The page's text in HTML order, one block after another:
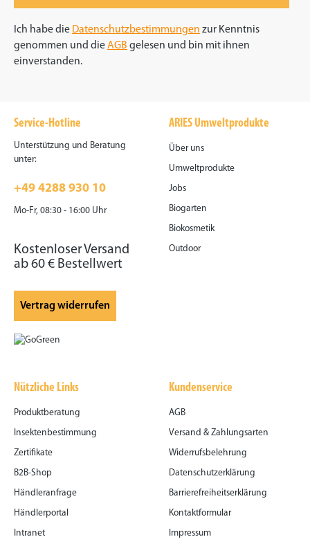
Ich habe die Datenschutzbestimmungen zur Kenntnis
genommen und dieAGB gelesen und bin mit ihnen
einverstanden.
Service-Hotline
Unterstützung und Beratung
unter:
+49 4288 930 10
Mo-Fr, 08:30 - 16:00 Uhr
Kostenloser Versand
ab 60 € Bestellwert
Vertrag widerrufen
ARIES Umweltprodukte
Über uns
Umweltprodukte
Jobs
Biogarten
Biokosmetik
Outdoor
Nützliche Links
Produktberatung
Insektenbestimmung
Zertifikate
B2B-Shop
Händleranfrage
Händlerportal
Intranet
Kundenservice
AGB
Versand & Zahlungsarten
Widerrufsbelehrung
Datenschutzerklärung
Barrierefreiheitserklärung
Kontaktformular
Impressum